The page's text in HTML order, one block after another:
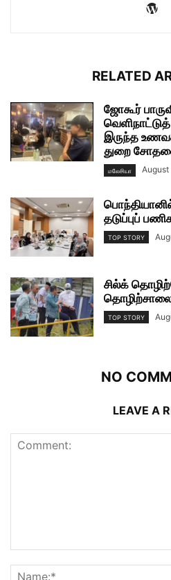
RELATED
ஜோகூர்
இருந்த
துறை
மலேசியா August
தடுப்புப்
TOP STORY
சில்க்
TOP STORY
NO
LEAVE A